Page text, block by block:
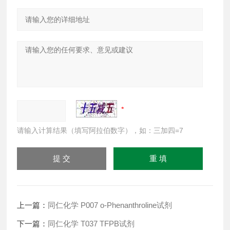
请输入计算结果（填写阿拉伯数字），如：三加四=7
上一篇： 同仁化学 P007 o-Phenanthroline试剂
下一篇： 同仁化学 T037 TFPB试剂